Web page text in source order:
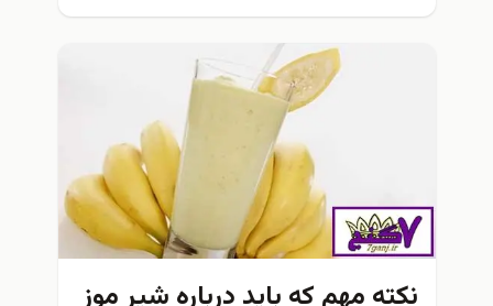
نکته مهم که باید درباره شیر موز